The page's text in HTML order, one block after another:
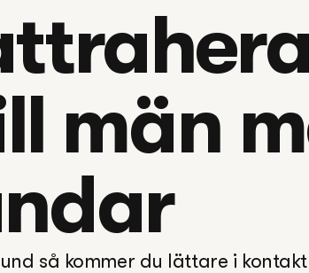
män
så kommer du lättare i